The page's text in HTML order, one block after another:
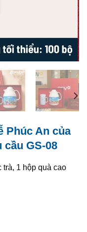
Phúc An của
cầu GS-08
trà, 1 hộp quà cao